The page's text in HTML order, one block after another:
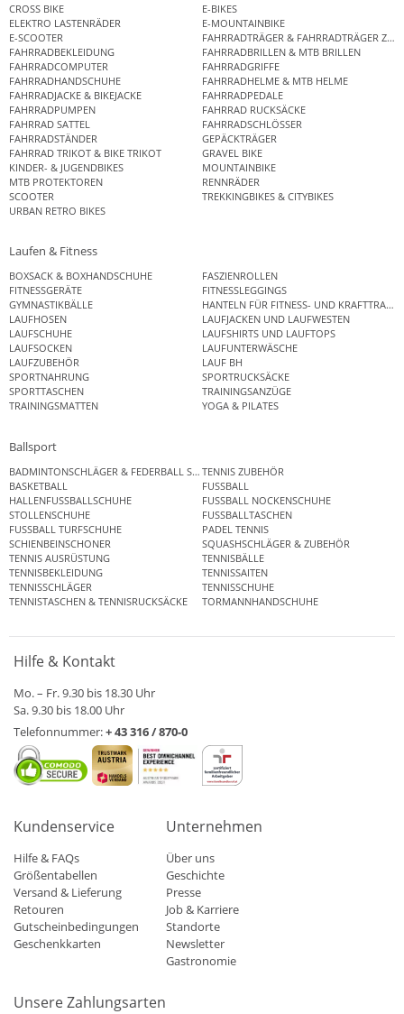
CROSS BIKE
E-BIKES
ELEKTRO LASTENRÄDER
E-MOUNTAINBIKE
E-SCOOTER
FAHRRADTRÄGER & FAHRRADTRÄGER
FAHRRADBEKLEIDUNG
FAHRRADBRILLEN & MTB BRILLEN
FAHRRADCOMPUTER
FAHRRADGRIFFE
FAHRRADHANDSCHUHE
FAHRRADHELME & MTB HELME
FAHRRADJACKE & BIKEJACKE
FAHRRADPEDALE
FAHRRADPUMPEN
FAHRRAD RUCKSÄCKE
FAHRRAD SATTEL
FAHRRADSCHLÖSSER
FAHRRADSTÄNDER
GEPÄCKTRÄGER
FAHRRAD TRIKOT & BIKE TRIKOT
GRAVEL BIKE
KINDER- & JUGENDBIKES
MOUNTAINBIKE
MTB PROTEKTOREN
RENNRÄDER
SCOOTER
TREKKINGBIKES & CITYBIKES
URBAN RETRO BIKES
Laufen & Fitness
BOXSACK & BOXHANDSCHUHE
FASZIENROLLEN
FITNESSGERÄTE
FITNESSLEGGINGS
GYMNASTIKBÄLLE
HANTELN FÜR FITNESS- UND
LAUFHOSEN
LAUFJACKEN UND LAUFWESTEN
LAUFSCHUHE
LAUFSHIRTS UND LAUFTOPS
LAUFSOCKEN
LAUFUNTERWÄSCHE
LAUFZUBEHÖR
LAUF BH
SPORTNAHRUNG
SPORTRUCKSÄCKE
SPORTTASCHEN
TRAININGSANZÜGE
TRAININGSMATTEN
YOGA & PILATES
Ballsport
BADMINTONSCHLÄGER & FEDERBALL SETSTENNIS ZUBEHÖR
BASKETBALL
FUSSBALL
HALLENFUSSBALLSCHUHE
FUSSBALL NOCKENSCHUHE
STOLLENSCHUHE
FUSSBALLTASCHEN
FUSSBALL TURFSCHUHE
PADEL TENNIS
SCHIENBEINSCHONER
SQUASHSCHLÄGER & ZUBEHÖR
TENNIS AUSRÜSTUNG
TENNISBÄLLE
TENNISBEKLEIDUNG
TENNISSAITEN
TENNISSCHLÄGER
TENNISSCHUHE
TENNISTASCHEN & TENNISRUCKSÄCKE
TORMANNHANDSCHUHE
Hilfe & Kontakt
Mo. – Fr. 9.30 bis 18.30 Uhr
Sa. 9.30 bis 18.00 Uhr
Telefonnummer:+ 43 316 / 870-0
Kundenservice
Hilfe & FAQs
Größentabellen
Versand & Lieferung
Retouren
Gutscheinbedingungen
Geschenkkarten
Unternehmen
Über uns
Geschichte
Presse
Job & Karriere
Standorte
Newsletter
Gastronomie
Unsere Zahlungsarten